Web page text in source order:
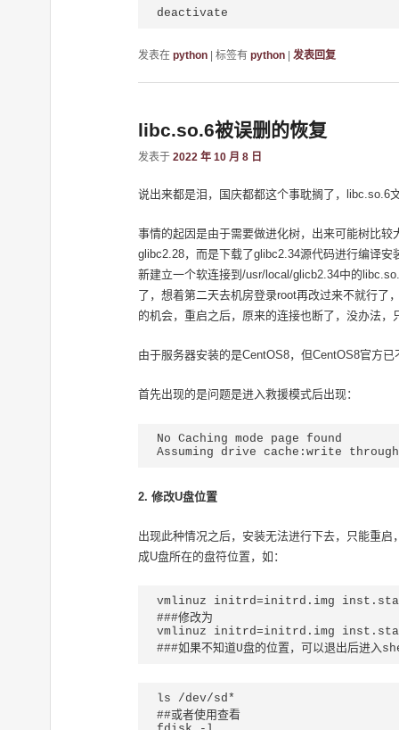
deactivate
发表在 python 标签有 python 发表回复
libc.so.6被误删的恢复
发表于 2022 年 10 月 8 日
说出来都是泪，国庆都都这个事耽搁了，libc.so.6
事情的起因是由于需要做进化树，出来可能树比
glibc2.28，而是下载了glibc2.34源代码进行编译
新建立一个软连接到/usr/local/glicb2.34中的
了，想着第二天去机房登录root再改过来不就行了
的机会，重启之后，原来的连接也断了，没办法
由于服务器安装的是CentOS8，但CentOS8官方
首先出现的是问题是进入救援模式后出现：
No Caching mode page found
Assuming drive cache:write through
2. 修改U盘位置
出现此种情况之后，安装无法进行下去，只能重
成U盘所在的盘符位置，如：
vmlinuz initrd=initrd.img
###修改为
vmlinuz initrd=initrd.img
###如果不知道U盘的位置，可以退出后进入
ls /dev/sd*
##或者使用查看